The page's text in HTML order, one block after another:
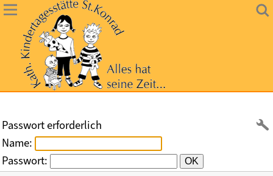
Passwort erforderlich
Name:
Passwort: